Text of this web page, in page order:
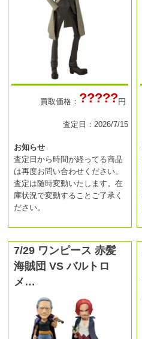
買取価格： ?????円
査定日：2026/7/15
お知らせ
査定日から時間が経ってる商品
は再度お問い合わせください。
査定は随時変動いたします。在
庫状況で変動することご了承く
ださい。
7/29 ワンピース 赤髪
海賊団 VS バルトロ
メ…